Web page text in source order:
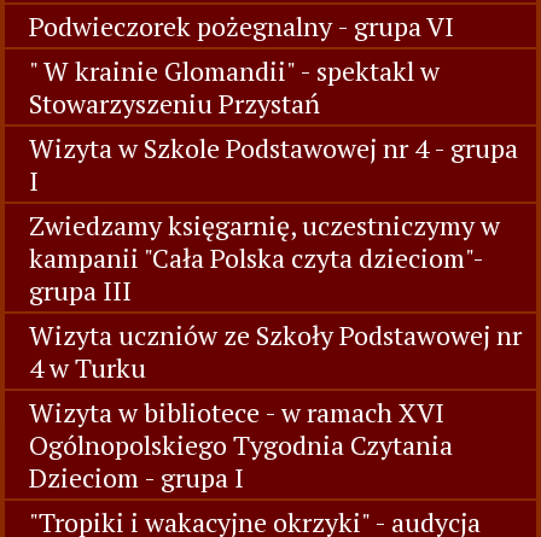
Podwieczorek pożegnalny - grupa VI
" W krainie Glomandii" - spektakl w
Stowarzyszeniu Przystań
Wizyta w Szkole Podstawowej nr 4 - grupa
I
Zwiedzamy księgarnię, uczestniczymy w
kampanii "Cała Polska czyta dzieciom"-
grupa III
Wizyta uczniów ze Szkoły Podstawowej nr
4 w Turku
Wizyta w bibliotece - w ramach XVI
Ogólnopolskiego Tygodnia Czytania
Dzieciom - grupa I
"Tropiki i wakacyjne okrzyki" - audycja